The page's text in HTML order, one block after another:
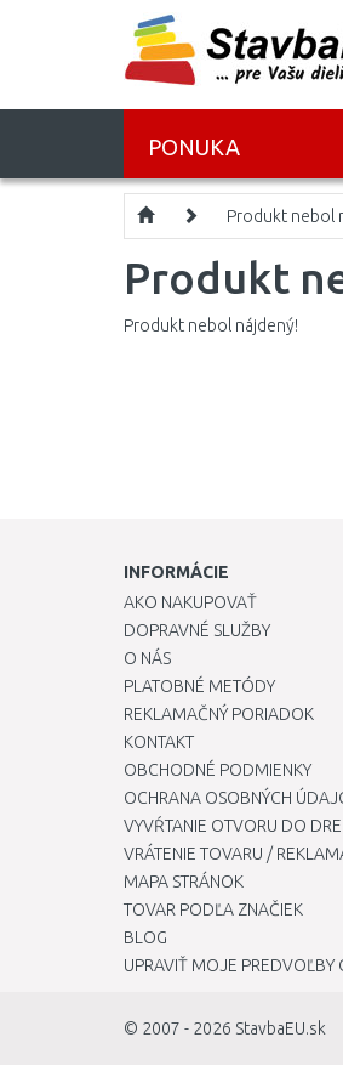
PONUKA
Produkt nebol
Produkt
Produkt nebol nájdený!
INFORMÁCIE
AKO NAKUPOVAŤ
DOPRAVNÉ SLUŽBY
O NÁS
PLATOBNÉ METÓDY
REKLAMAČNÝ PORIADOK
KONTAKT
OBCHODNÉ PODMIENKY
OCHRANA OSOBNÝCH
VYVŔTANIE OTVORU DO
VRÁTENIE TOVARU /
MAPA STRÁNOK
TOVAR PODĽA ZNAČIEK
BLOG
UPRAVIŤ MOJE PREDVOĽBY
© 2007 - 2026 StavbaEU.sk